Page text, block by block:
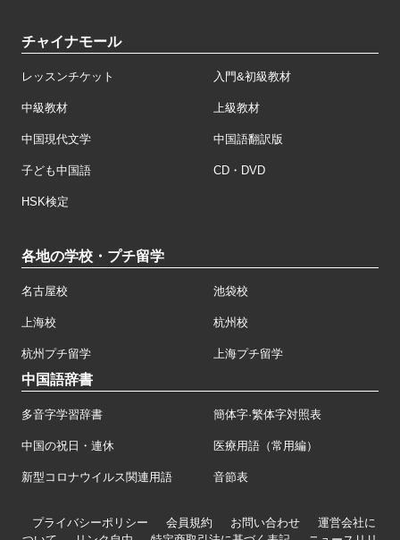
チャイナモール
レッスンチケット 入門&初級教材
中級教材 上級教材
中国現代文学 中国語翻訳版
子ども中国語 CD・DVD
HSK検定
各地の学校・プチ留学
名古屋校 池袋校
上海校 杭州校
杭州プチ留学 上海プチ留学
中国語辞書
多音字学習辞書 簡体字·繁体字対照表
中国の祝日・連休 医療用語（常用編）
新型コロナウイルス関連用語 音節表
プライバシーポリシー 会員規約 お問い合わせ
運営会社に